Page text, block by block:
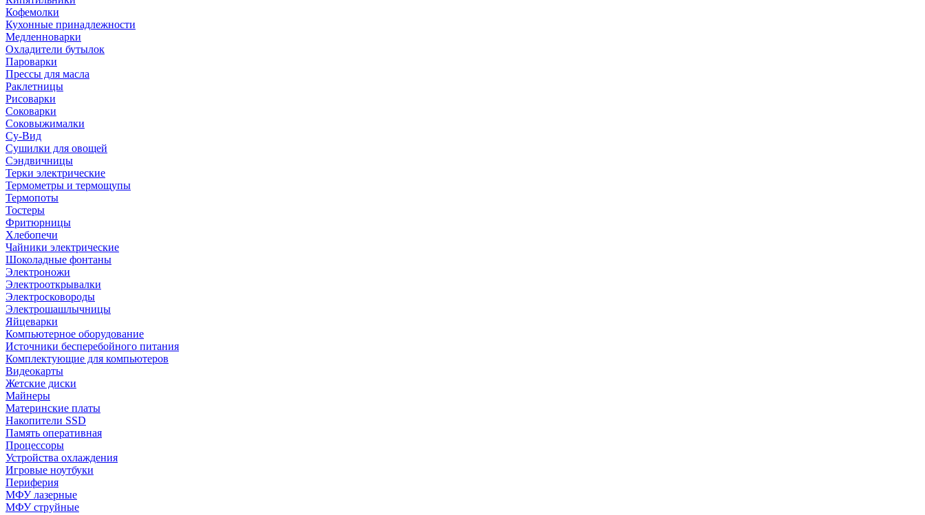
Кофемолки
Кухонные принадлежности
Медленноварки
Охладители бутылок
Пароварки
Прессы для масла
Раклетницы
Рисоварки
Соковарки
Соковыжималки
Су-Вид
Сушилки для овощей
Сэндвичницы
Терки электрические
Термометры и термощупы
Термопоты
Тостеры
Фритюрницы
Хлебопечи
Чайники электрические
Шоколадные фонтаны
Электроножи
Электрооткрывалки
Электросковороды
Электрошашлычницы
Яйцеварки
Компьютерное оборудование
Источники бесперебойного питания
Комплектующие для компьютеров
Видеокарты
Жетские диски
Майнеры
Материнские платы
Накопители SSD
Память оперативная
Процессоры
Устройства охлаждения
Игровые ноутбуки
Периферия
МФУ лазерные
МФУ струйные